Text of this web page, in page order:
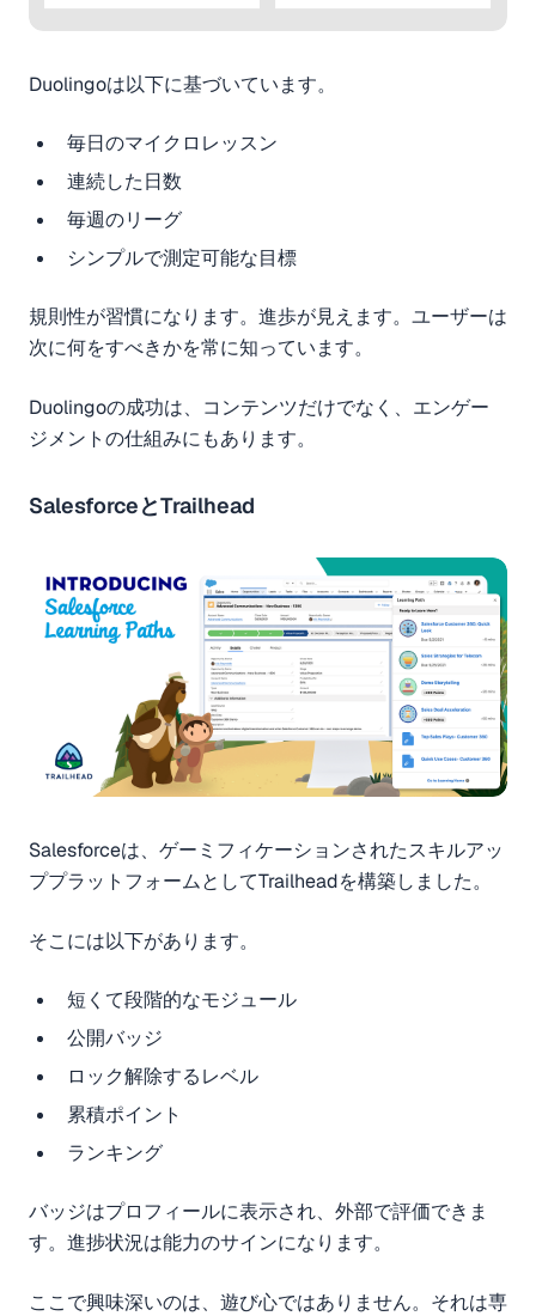
Duolingoは以下に基づいています。
毎日のマイクロレッスン
連続した日数
毎週のリーグ
シンプルで測定可能な目標
規則性が習慣になります。進歩が見えます。ユーザーは
次に何をすべきかを常に知っています。
Duolingoの成功は、コンテンツだけでなく、エンゲー
ジメントの仕組みにもあります。
SalesforceとTrailhead
Salesforceは、ゲーミフィケーションされたスキルアッ
ププラットフォームとしてTrailheadを構築しました。
そこには以下があります。
短くて段階的なモジュール
公開バッジ
ロック解除するレベル
累積ポイント
ランキング
バッジはプロフィールに表示され、外部で評価できま
す。進捗状況は能力のサインになります。
ここで興味深いのは、遊び心ではありません。それは専